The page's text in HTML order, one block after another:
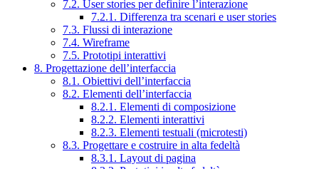
7.2. User stories per definire l’interazione
7.2.1. Differenza tra scenari e user stories
7.3. Flussi di interazione
7.4. Wireframe
7.5. Prototipi interattivi
8. Progettazione dell’interfaccia
8.1. Obiettivi dell’interfaccia
8.2. Elementi dell’interfaccia
8.2.1. Elementi di composizione
8.2.2. Elementi interattivi
8.2.3. Elementi testuali (microtesti)
8.3. Progettare e costruire in alta fedeltà
8.3.1. Layout di pagina